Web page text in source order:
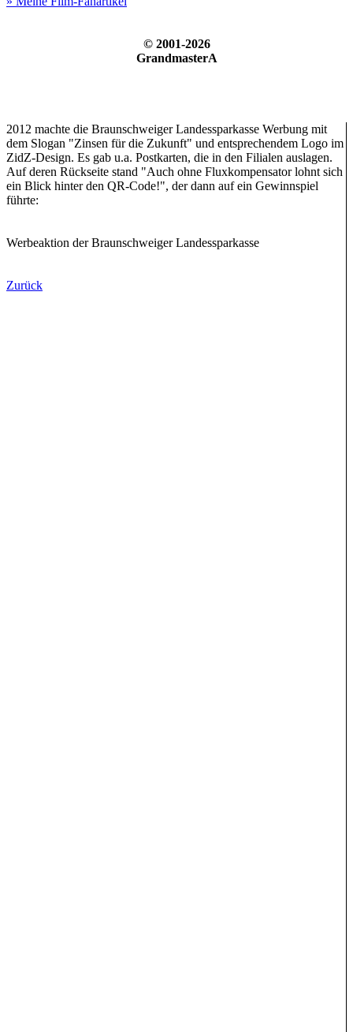
© 2001-2026
GrandmasterA
2012 machte die Braunschweiger Landessparkasse Werbung mit
dem Slogan "Zinsen für die Zukunft" und entsprechendem Logo im
ZidZ-Design. Es gab u.a. Postkarten, die in den Filialen auslagen.
Auf deren Rückseite stand "Auch ohne Fluxkompensator lohnt sich
ein Blick hinter den QR-Code!", der dann auf ein Gewinnspiel
führte:
Werbeaktion der Braunschweiger Landessparkasse
Zurück